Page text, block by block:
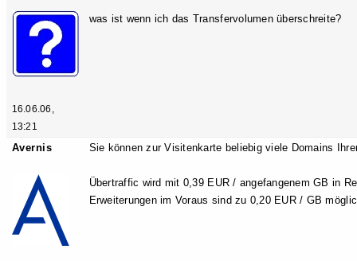
16.06.06,
13:21
was ist wenn ich das Transfervolumen überschreite?
Avernis Sie können zur Visitenkarte beliebig viele Domains
Übertraffic wird mit 0,39 EUR / angefangenem GB in
Erweiterungen im Voraus sind zu 0,20 EUR / GB